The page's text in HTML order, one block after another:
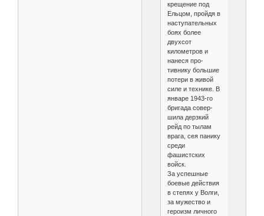
крещение под
Ельцом, пройдя в
наступательных
боях более
двухсот
километров и
нанеся про­
тивнику большие
потери в живой
силе и технике. В
январе 1943-го
бригада совер­
шила дерзкий
рейд по тылам
врага, сея панику
среди
фашистских
войск.
За успешные
боевые действия
в сте­пях у Волги,
за мужество и
героизм лич­ного